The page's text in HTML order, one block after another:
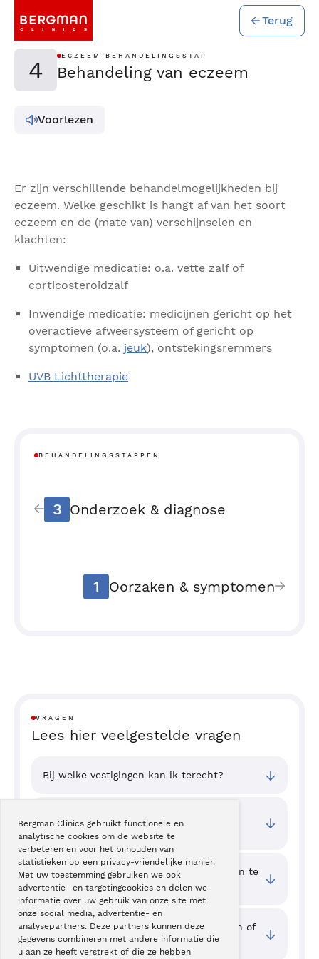
Bergman Clinics gebruikt functionele en
analytische cookies om de website te
verbeteren en voor het bijhouden van
statistieken op een privacy-vriendelijke manier.
Met uw toestemming gebruiken we ook
advertentie- en targetingcookies en delen we
informatie over uw gebruik van onze site met
onze social media, advertentie- en
analysepartners. Deze partners kunnen deze
gegevens combineren met andere informatie die
u aan ze heeft verstrekt of die ze hebben
Terug
4 ECZEEM BEHANDELINGSSTAP
Behandeling van eczeem
Voorlezen
Er zijn verschillende behandelmogelijkheden bij
eczeem. Welke geschikt is hangt af van het soort
eczeem en de (mate van) verschijnselen en
klachten:
Uitwendige medicatie: o.a. vette zalf of
corticosteroidzalf
Inwendige medicatie: medicijnen gericht op het
overactieve afweersysteem of gericht op
symptomen (o.a. jeuk), ontstekingsremmers
UVB Lichttherapie
BEHANDELINGSSTAPPEN
3 Onderzoek & diagnose
1 Oorzaken & symptomen
VRAGEN
Lees hier veelgestelde vragen
Bij welke vestigingen kan ik terecht?
behandeling?
Wat kan ik zelf doen om eczeemklachten te
verminderen?
Waar kan ik ervaringen van cliënten zien of
mijn ervaring delen?